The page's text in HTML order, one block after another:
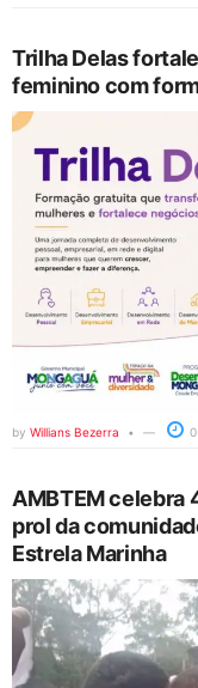
Trilha Delas
feminino com
by Willians Bezerra
AMBTEM celebra
prol da
Estrela Marinha